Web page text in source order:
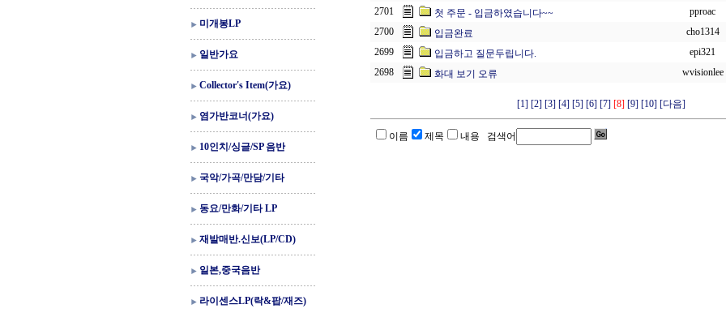
미개봉LP
일반가요
Collector's Item(가요)
염가반코너(가요)
10인치/싱글/SP 음반
국악/가곡/만담/기타
동요/만화/기타 LP
재발매반.신보(LP/CD)
일본,중국음반
라이센스LP(락&팝/재즈)
2701
첫 주문 - 입금하였습니다~~ pproac
2700
입금완료 cho1314
2699
입금하고 질문두립니다. epi321
2698
화대 보기 오류 wvisionlee
[1] [2] [3] [4] [5] [6] [7] [8] [9] [10] [다음]
이름 제목 내용 검색어